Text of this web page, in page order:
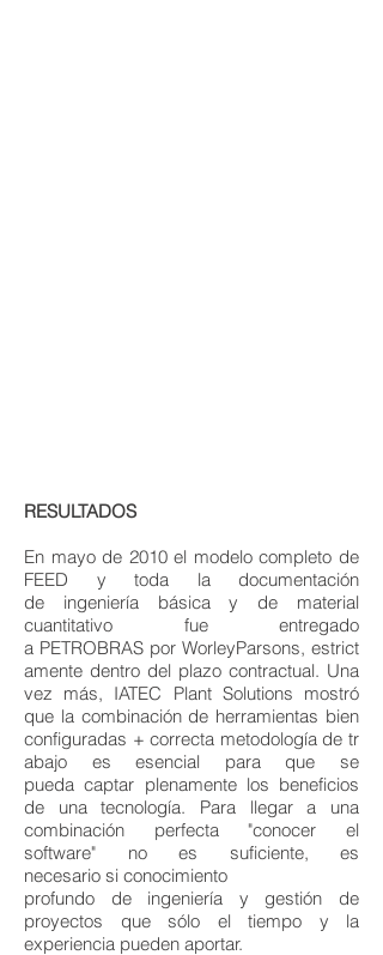
​RESULTADOS
En mayo de 2010 el modelo completo de
FEED y toda la documentación
de ingeniería básica y de material
cuantitativo fue entregado
a PETROBRAS por WorleyParsons, estrict
amente dentro del plazo contractual. Una
vez más, IATEC Plant Solutions mostró
que la combinación de herramientas bien
configuradas + correcta metodología de tr
abajo es esencial para que se
pueda captar plenamente los beneficios
de una tecnología. Para llegar a una
combinación perfecta "conocer el
software" no es suficiente, es
necesario si conocimiento
profundo de ingeniería y gestión de
proyectos que sólo el tiempo y la
experiencia pueden aportar.